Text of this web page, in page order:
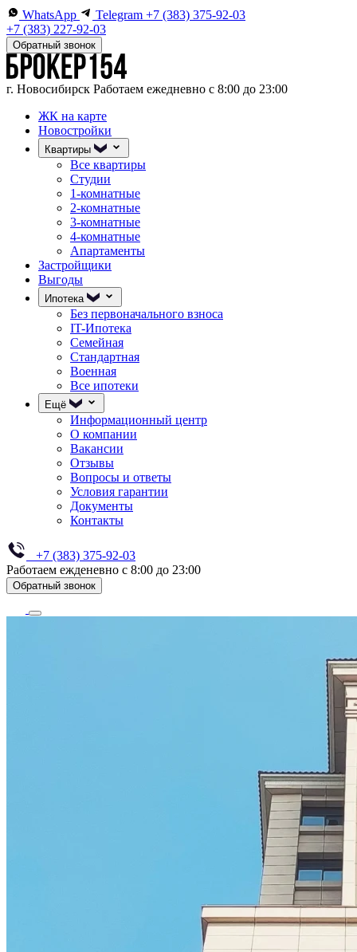
WhatsApp Telegram +7 (383) 375-92-03
+7 (383) 227-92-03
Обратный звонок
г. Новосибирск Работаем ежедневно с 8:00 до 23:00
ЖК на карте
Новостройки
Квартиры
Все квартиры
Студии
1-комнатные
2-комнатные
3-комнатные
4-комнатные
Апартаменты
Застройщики
Выгоды
Ипотека
Без первоначального взноса
IT-Ипотека
Семейная
Стандартная
Военная
Все ипотеки
Ещё
Информационный центр
О компании
Вакансии
Отзывы
Вопросы и ответы
Условия гарантии
Документы
Контакты
+7 (383) 375-92-03
Работаем ежденевно с 8:00 до 23:00
Обратный звонок